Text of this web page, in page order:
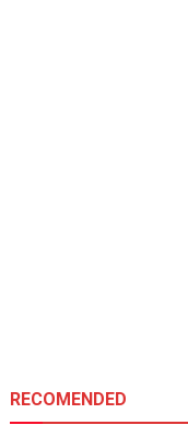
RECOMENDED